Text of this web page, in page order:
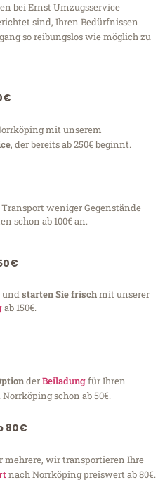
bei Ernst Umzugsservice
sind, Ihren Bedürfnissen
so reibungslos wie möglich zu
mit unserem
, der bereits ab 250€ beginnt.
weniger Gegenstände
schon ab 100€ an.
undstarten Sie frischmit unserer
ab 150€.
derBeiladungfür Ihren
schon ab 50€.
80€
mehrere, wir transportieren Ihre
nach Norrköping preiswert ab 80€.